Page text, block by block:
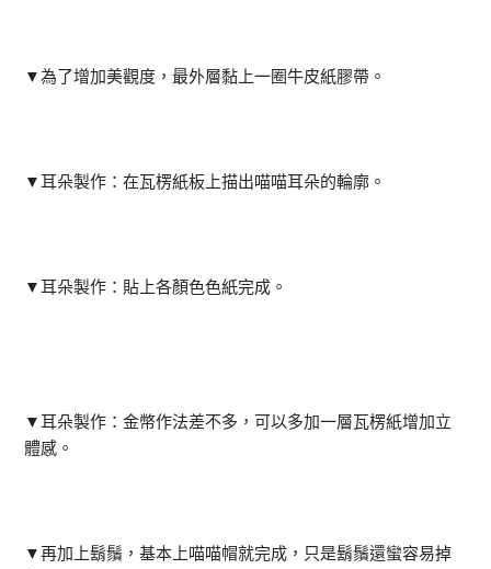
▼為了增加美觀度，最外層黏上一圈牛皮紙膠帶。
▼耳朵製作：在瓦楞紙板上描出喵喵耳朵的輪廓。
▼耳朵製作：貼上各顏色色紙完成。
▼耳朵製作：金幣作法差不多，可以多加一層瓦楞紙增加立
體感。
▼再加上鬍鬚，基本上喵喵帽就完成，只是鬍鬚還蠻容易掉